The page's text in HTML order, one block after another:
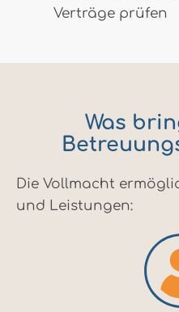
Verträge prüfen
Was
Die Vollmacht
und Leistungen: